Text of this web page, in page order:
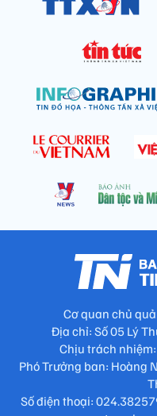
Cơ quan chủ
Địa chỉ: Số 05 Lý
Chịu trách
Phó Trưởng ban: Hoàng
Số điện thoại: